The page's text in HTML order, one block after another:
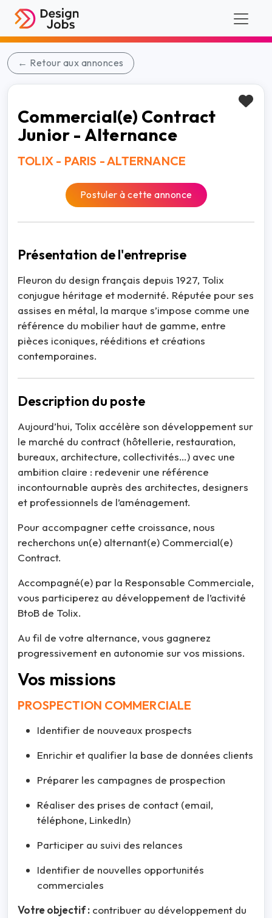
← Retour aux annonces
Commercial(e) Contract
Junior - Alternance
TOLIX - PARIS - ALTERNANCE
Postuler à cette annonce
Présentation de l'entreprise
Fleuron du design français depuis 1927, Tolix
conjugue héritage et modernité. Réputée pour ses
assises en métal, la marque s’impose comme une
référence du mobilier haut de gamme, entre
pièces iconiques, rééditions et créations
contemporaines.
Description du poste
Aujourd’hui, Tolix accélère son développement sur
le marché du contract (hôtellerie, restauration,
bureaux, architecture, collectivités…) avec une
ambition claire : redevenir une référence
incontournable auprès des architectes, designers
et professionnels de l’aménagement.
Pour accompagner cette croissance, nous
recherchons un(e) alternant(e) Commercial(e)
Contract.
Accompagné(e) par la Responsable Commerciale,
vous participerez au développement de l’activité
BtoB de Tolix.
Au fil de votre alternance, vous gagnerez
progressivement en autonomie sur vos missions.
Vos missions
PROSPECTION COMMERCIALE
Identifier de nouveaux prospects
Enrichir et qualifier la base de données clients
Préparer les campagnes de prospection
Réaliser des prises de contact (email,
téléphone, LinkedIn)
Participer au suivi des relances
Identifier de nouvelles opportunités
commerciales
Votre objectif : contribuer au développement du